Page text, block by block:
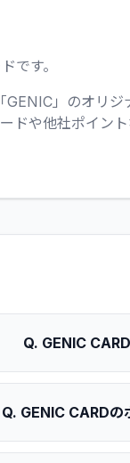
です。
」のオリジ
ドや他社ポイン
Q. GENIC
Q. GENIC CARDの